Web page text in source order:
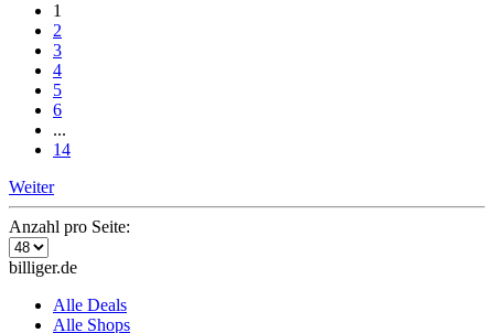
1
2
3
4
5
6
...
14
Weiter
Anzahl pro Seite:
billiger.de
Alle Deals
Alle Shops